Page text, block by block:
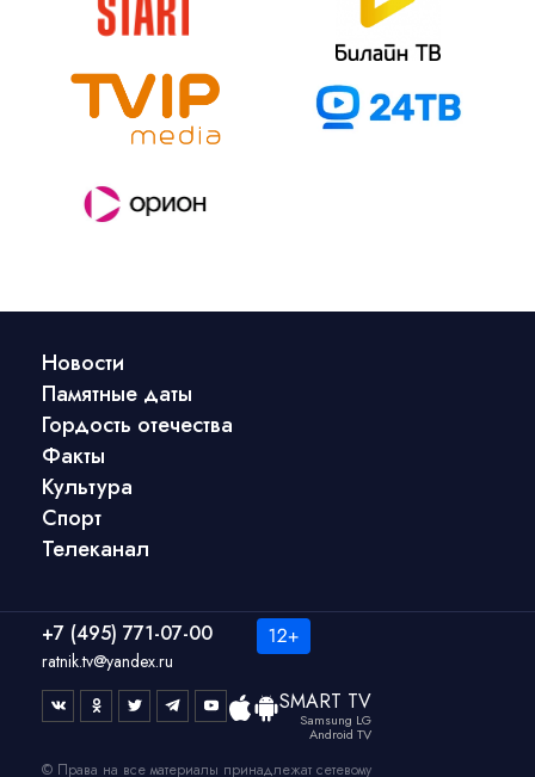
Новости
Памятные даты
Гордость отечества
Факты
Культура
Спорт
Телеканал
+7 (495) 771-07-00
ratnik.tv@yandex.ru
SMART TV
Samsung LG
Android TV
© Права на все материалы принадлежат сетевому